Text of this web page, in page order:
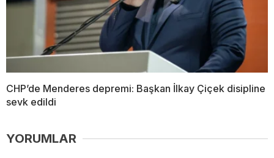
CHP’de Menderes depremi: Başkan İlkay Çiçek disipline
sevk edildi
YORUMLAR